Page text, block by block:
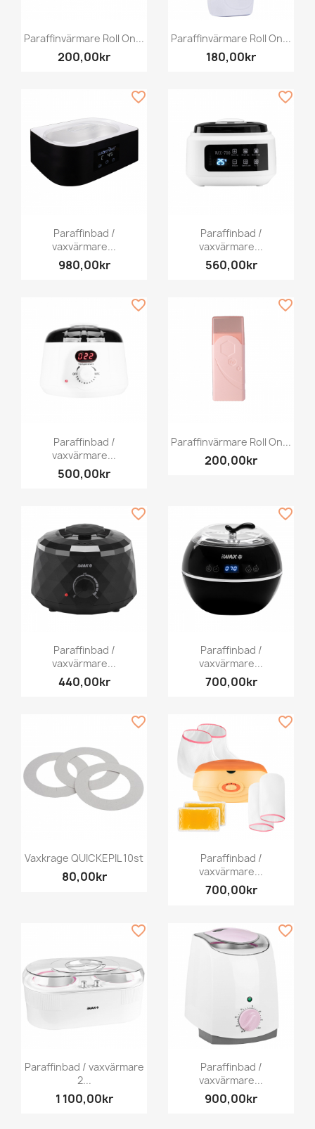
Paraffinvärmare Roll On...
200,00kr
Paraffinvärmare Roll On...
180,00kr
Paraffinbad /
vaxvärmare...
980,00kr
favorite_border
Paraffinbad /
vaxvärmare...
560,00kr
favorite_border
Paraffinbad /
vaxvärmare...
500,00kr
favorite_border
Paraffinvärmare Roll On...
200,00kr
favorite_border
Paraffinbad /
vaxvärmare...
440,00kr
favorite_border
Paraffinbad /
vaxvärmare...
700,00kr
favorite_border
Vaxkrage QUICKEPIL 10st
80,00kr
favorite_border
Paraffinbad /
vaxvärmare...
700,00kr
favorite_border
Paraffinbad / vaxvärmare
2...
1 100,00kr
favorite_border
Paraffinbad /
vaxvärmare...
900,00kr
favorite_border